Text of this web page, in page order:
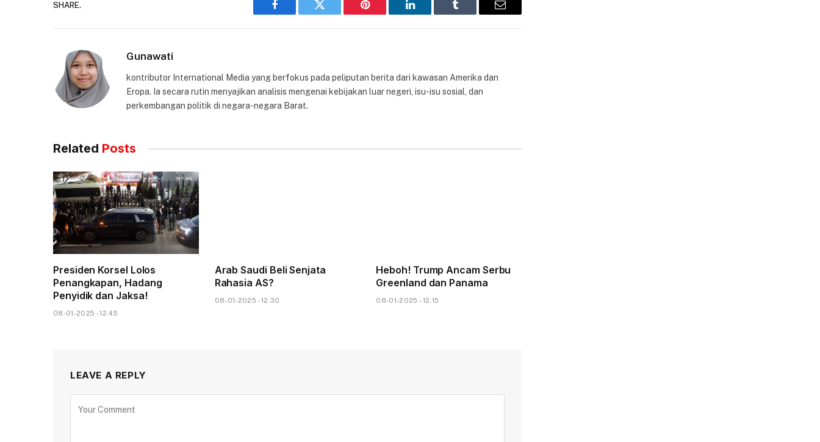
SHARE.
Facebook Twitter Pinterest LinkedIn Tumblr Email
Gunawati
kontributor International Media yang berfokus pada peliputan berita dari kawasan Amerika dan
Eropa. Ia secara rutin menyajikan analisis mengenai kebijakan luar negeri, isu-isu sosial, dan
perkembangan politik di negara-negara Barat.
Related Posts
Presiden Korsel Lolos
Penangkapan, Hadang
Penyidik dan Jaksa!
08-01-2025 - 12.45
Arab Saudi Beli Senjata
Rahasia AS?
08-01-2025 - 12.30
Heboh! Trump Ancam Serbu
Greenland dan Panama
08-01-2025 - 12.15
LEAVE A REPLY